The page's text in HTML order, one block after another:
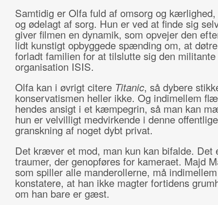
Samtidig er Olfa fuld af omsorg og
og ødelagt af sorg. Hun er ved at finde sig
giver filmen en dynamik, som opvejer den
lidt kunstigt opbyggede spænding om, at
forladt familien for at tilslutte sig den
organisation ISIS.
Olfa kan i øvrigt citere Titanic, så dybere
konservatismen heller ikke. Og indimellem
hendes ansigt i et kæmpegrin, så man kan
hun er velvilligt medvirkende i denne offentlige
granskning af noget dybt privat.
Det kræver et mod, man kun kan bifalde. Det
traumer, der genopføres for kameraet. Majd
som spiller alle manderollerne, må indimellem
konstatere, at han ikke magter fortidens
om han bare er gæst.